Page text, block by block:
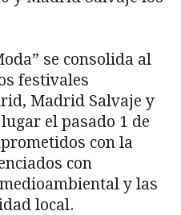
se consolida al
festivales
Madrid Salvaje y
el pasado 1 de
con la
con
y las
local.